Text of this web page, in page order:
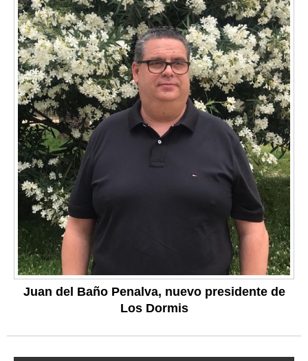
Juan del Baño Penalva, nuevo presidente de
Los Dormis